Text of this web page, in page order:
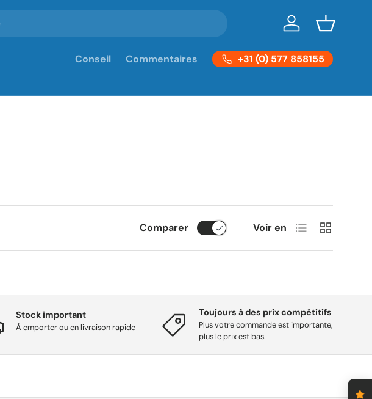
Se connecter
Panier
Conseil Commentaires +31 (0) 577 858155
Comparer Voir en Liste Grille
Stock important
À emporter ou en livraison rapide
Toujours à des prix compétitifs
Plus votre commande est importante,
plus le prix est bas.